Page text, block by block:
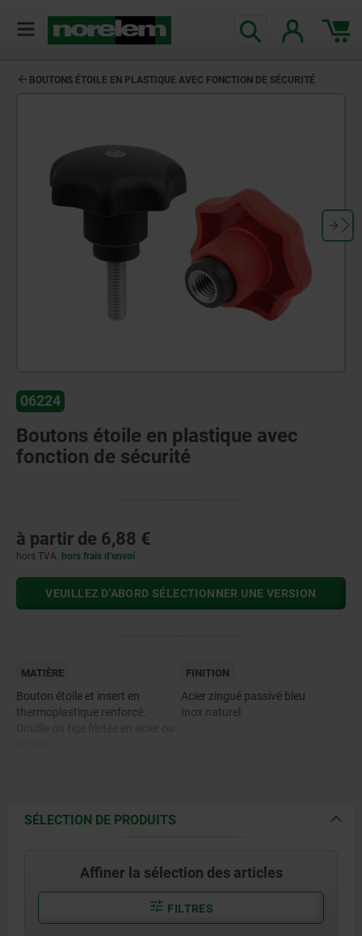
BOUTONS ÉTOILE EN PLASTIQUE AVEC FONCTION DE SÉCURITÉ
06224
Boutons étoile en plastique avec
fonction de sécurité
à partir de 6,88 €
hors TVA hors frais d’envoi
VEUILLEZ D’ABORD SÉLECTIONNER UNE VERSION
MATIÈRE
Bouton étoile et insert en
thermoplastique renforcé.
FINITION
Acier zingué passivé bleu
Inox naturel.
SÉLECTION DE PRODUITS
Affiner la sélection des articles
FILTRES